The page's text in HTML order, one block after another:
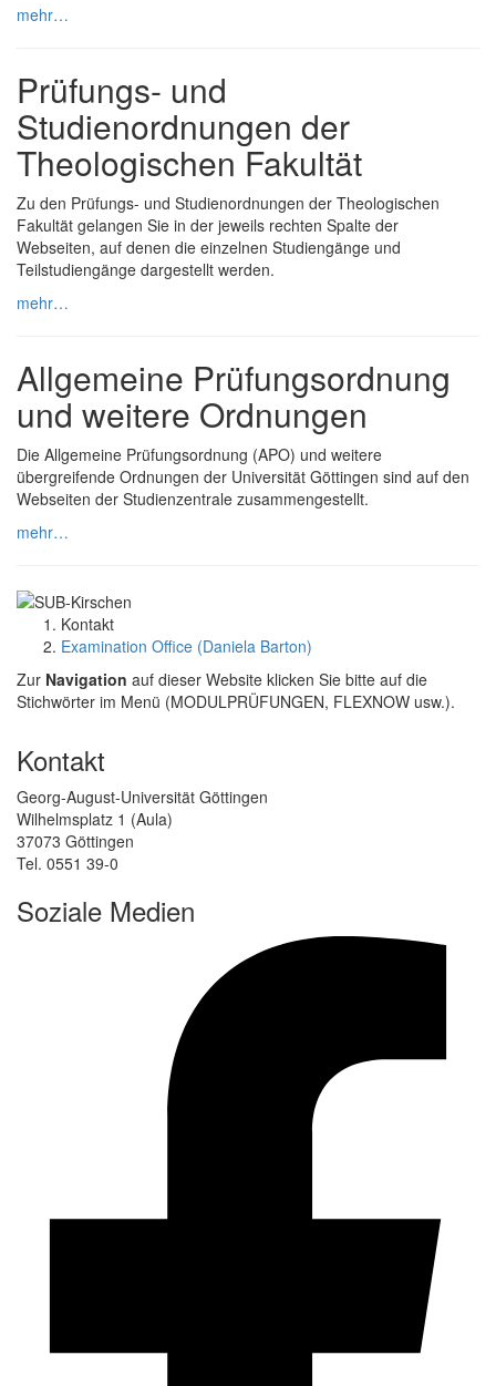
mehr…
Prüfungs- und
Studienordnungen der
Theologischen Fakultät
Zu den Prüfungs- und Studienordnungen der Theologischen
Fakultät gelangen Sie in der jeweils rechten Spalte der
Webseiten, auf denen die einzelnen Studiengänge und
Teilstudiengänge dargestellt werden.
mehr…
Allgemeine Prüfungsordnung
und weitere Ordnungen
Die Allgemeine Prüfungsordnung (APO) und weitere
übergreifende Ordnungen der Universität Göttingen sind auf den
Webseiten der Studienzentrale zusammengestellt.
mehr…
Kontakt
Examination Office (Daniela Barton)
Zur Navigation auf dieser Website klicken Sie bitte auf die
Stichwörter im Menü (MODULPRÜFUNGEN, FLEXNOW usw.).
Kontakt
Georg-August-Universität Göttingen
Wilhelmsplatz 1 (Aula)
37073 Göttingen
Tel. 0551 39-0
Soziale Medien